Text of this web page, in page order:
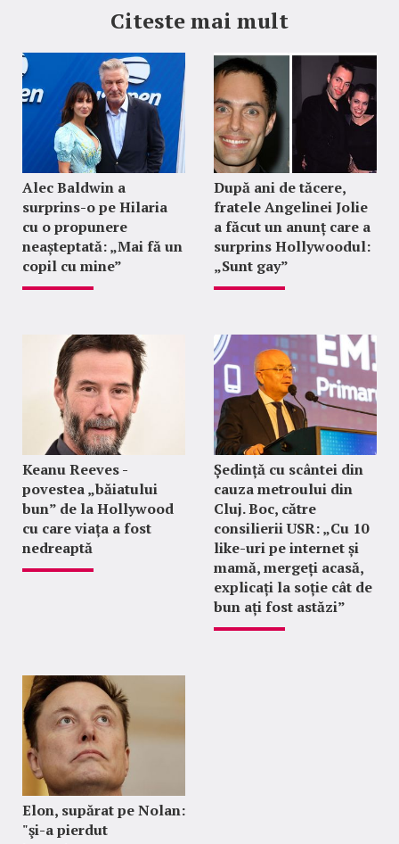
Citeste mai mult
Alec Baldwin a
surprins-o pe Hilaria
cu o propunere
neașteptată: „Mai fă un
copil cu mine”
După ani de tăcere,
fratele Angelinei Jolie
a făcut un anunț care a
surprins Hollywoodul:
„Sunt gay”
Keanu Reeves -
povestea „băiatului
bun” de la Hollywood
cu care viața a fost
nedreaptă
Ședință cu scântei din
cauza metroului din
Cluj. Boc, către
consilierii USR: „Cu 10
like-uri pe internet și
mamă, mergeți acasă,
explicați la soție cât de
bun ați fost astăzi”
Elon, supărat pe Nolan:
"şi-a pierdut